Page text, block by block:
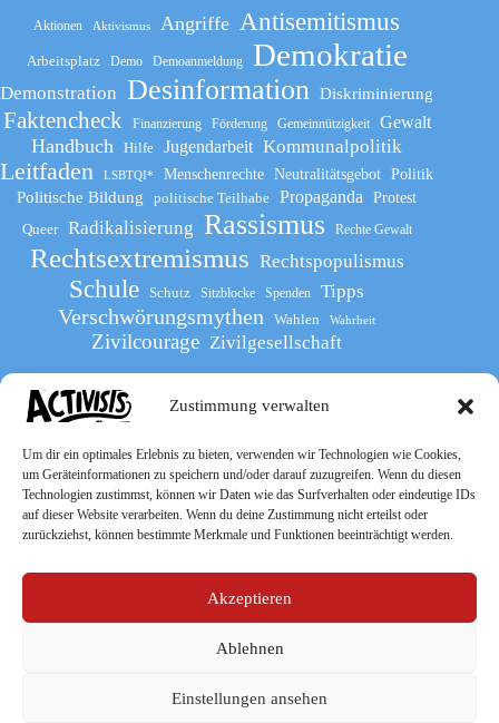
Zustimmung verwalten
Um dir ein optimales Erlebnis zu bieten, verwenden wir Technologien wie Cookies,
um Geräteinformationen zu speichern und/oder darauf zuzugreifen. Wenn du diesen
Technologien zustimmst, können wir Daten wie das Surfverhalten oder eindeutige IDs
auf dieser Website verarbeiten. Wenn du deine Zustimmung nicht erteilst oder
zurückziehst, können bestimmte Merkmale und Funktionen beeinträchtigt werden.
Akzeptieren
Ablehnen
Einstellungen ansehen
Aktionen Aktivismus Angriffe Antisemitismus
Arbeitsplatz Demo Demoanmeldung Demokratie
Demonstration Desinformation Diskriminierung
Faktencheck Finanzierung Förderung Gemeinnützigkeit Gewalt
Handbuch Hilfe Jugendarbeit Kommunalpolitik
Leitfaden LSBTQI* Menschenrechte Neutralitätsgebot Politik
Politische Bildung politische Teilhabe Propaganda
Protest
Queer
Radikalisierung Rassismus Rechte Gewalt
Rechtsextremismus Rechtspopulismus
Schule Schutz Sitzblocke Spenden Tipps
Verschwörungsmythen Wahlen Wahrheit
Zivilcourage Zivilgesellschaft
Werde Teil des The Activists Guide